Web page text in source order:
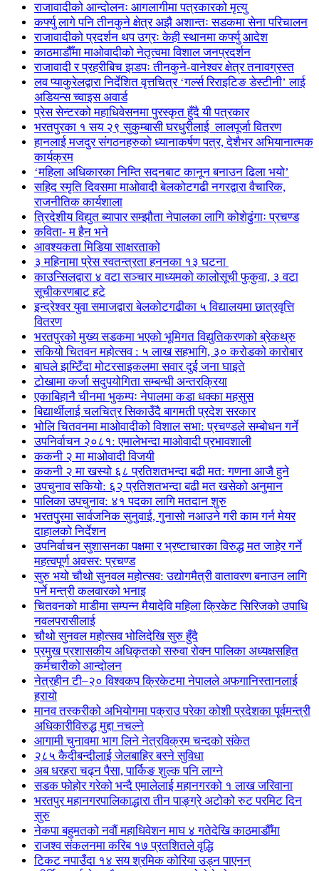
राजावादीको आन्दोलनः आगलागीमा पत्रकारको मृत्यु
कर्फ्यु लागे पनि तीनकुने क्षेत्र अझै अशान्तः सडकमा सेना परिचालन
राजावादीको प्रदर्शन थप उग्रः केही स्थानमा कर्फ्यु आदेश
काठमाडौँमा माओवादीको नेतृत्वमा विशाल जनप्रदर्शन
राजावादी र प्रहरीबिच झडपः तीनकुने-वानेश्वर क्षेत्र तनावग्रस्त
लव प्याकुरेलद्वारा निर्देशित वृत्तचित्र ‘गर्ल्स रिराइटिङ डेस्टीनी’ लाई
अडियन्स च्वाइस अवार्ड
प्रेस सेन्टरको महाधिवेसनमा पुरस्कृत हुँदै यी पत्रकार
भरतपुरका १ सय २९ सुकुम्बासी घरधुरीलाई लालपूर्जा वितरण
हानलाई मजदुर संगठनहरुको ध्यानाकर्षण पत्र, देशैभर अभियानात्मक
कार्यक्रम
‘महिला अधिकारका निम्ति सदनबाट कानून बनाउन ढिला भयो’
सहिद स्मृति दिवसमा माओवादी बेलकोटगढी नगरद्वारा वैचारिक,
राजनीतिक कार्यशाला
त्रिदेशीय विद्युत ब्यापार सम्झौता नेपालका लागि कोशेढुंगाः प्रचण्ड
कविता- म हैन भने
आवश्यकता मिडिया साक्षरताको
३ महिनामा प्रेस स्वतन्त्रता हननका १३ घटना
काउन्सिलद्वारा ४ वटा सञ्चार माध्यमको कालोसूची फुकुवा, ३ वटा
सूचीकरणबाट हटे
इन्द्रेश्वर युवा समाजद्वारा बेलकोटगढीका ५ विद्यालयमा छात्रवृत्ति
वितरण
भरतपुरको मुख्य सडकमा भएको भूमिगत विद्युतिकरणको ब्रेकथ्रु
सकियो चितवन महोत्सव : ५ लाख सहभागि, ३० करोडको कारोबार
बाघले झम्टिँदा मोटरसाइकलमा सवार दुई जना घाइते
टोखामा कर्जा सदुपयोगिता सम्बन्धी अन्तरक्रिया
एकाबिहानै चीनमा भुकम्पः नेपालमा कडा धक्का महसुस
बिद्यार्थीलाई चलचित्र सिकाउँदै बागमती प्रदेश सरकार
भोलि चितवनमा माओवादीको विशाल सभा: प्रचण्डले सम्बोधन गर्ने
उपनिर्वाचन २०८१: एमालेभन्दा माओवादी प्रभावशाली
ककनी २ मा माओवादी विजयी
ककनी २ मा खस्यो ६८ प्रतिशतभन्दा बढी मत: गणना आजै हुने
उपचुनाव सकियो: ६२ प्रतिशतभन्दा बढी मत खसेको अनुमान
पालिका उपचुनाव: ४१ पदका लागि मतदान शुरु
भरतपुुरमा सार्वजनिक सुनुवाई, गुनासो नआउने गरी काम गर्न मेयर
दाहालको निर्देशन
उपनिर्वाचन सुशासनका पक्षमा र भ्रष्टाचारका विरुद्ध मत जाहेर गर्ने
महत्वपूर्ण अवसर: प्रचण्ड
सुरु भयो चौथो सुनवल महोत्सव: उद्योगमैत्री वातावरण बनाउन लागि
पर्ने मन्त्री कलवारको भनाइ
चितवनको माडीमा सम्पन्न मैयादेवि महिला क्रिकेट सिरिजको उपाधि
नवलपरासीलाई
चौथो सुनवल महोत्सव भोलिदेखि सुरु हुँदै
प्रमुख प्रशासकीय अधिकृतको सरुवा रोक्न पालिका अध्यक्षसहित
कर्मचारीको आन्दोलन
नेत्रहीन टी–२० विश्वकप क्रिकेटमा नेपालले अफगानिस्तानलाई
हरायो
मानव तस्करीको अभियोगमा पक्राउ परेका कोशी प्रदेशका पूर्वमन्त्री
अधिकारीविरुद्ध मुद्दा नचल्ने
आगामी चुनावमा भाग लिने नेत्रविक्रम चन्दको संकेत
२८५ कैदीबन्दीलाई जेलबाहिर बस्ने सुविधा
अब धरहरा चढ्न पैसा, पार्किङ शुल्क पनि लाग्ने
सडक फोहोर गरेको भन्दै एमालेलाई महानगरको १ लाख जरिवाना
भरतपुर महानगरपालिकाद्धारा तीन पाङ्ग्रे अटोको रुट परमिट दिन
सुरु
नेकपा बहुमतको नवौं महाधिवेशन माघ ४ गतेदेखि काठमाडौँमा
राजश्व संकलनमा करिब १७ प्रतशितले वृद्धि
टिकट नपाउँदा १४ सय श्रमिक कोरिया उड्न पाएनन्